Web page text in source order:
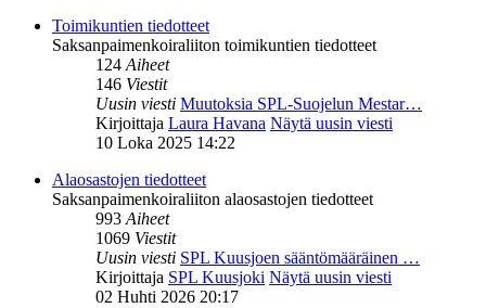
Toimikuntien tiedotteet
Saksanpaimenkoiraliiton toimikuntien tiedotteet
124Aiheet
146 Viestit
Uusin viesti Muutoksia SPL-Suojelun Mestar…
Kirjoittaja Laura Havana Näytä uusin viesti
10 Loka 2025 14:22
Alaosastojen tiedotteet
Saksanpaimenkoiraliiton alaosastojen tiedotteet
993Aiheet
1069 Viestit
Uusin viesti SPL Kuusjoen sääntömääräinen …
Kirjoittaja SPL Kuusjoki Näytä uusin viesti
02 Huhti 2026 20:17